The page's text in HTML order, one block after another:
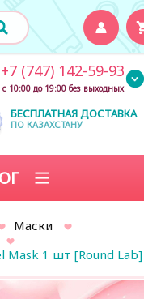
БЕСПЛАТНАЯ ДОСТАВКА
ПО КАЗАХСТАНУ
(747) 142-59-93
с 10:00 до 19:00 без выходных
Маски
Mask 1 шт [Round Lab]